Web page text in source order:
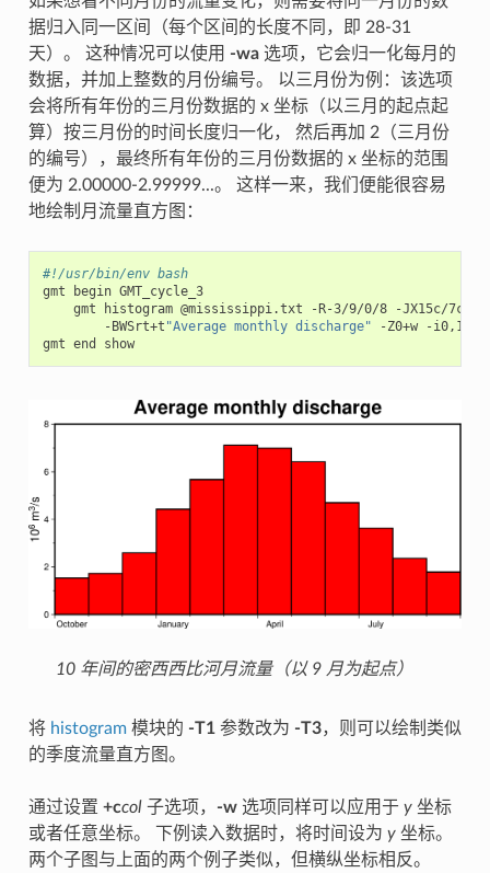
据归入同一区间（每个区间的长度不同，即 28-31
天）。 这种情况可以使用 -wa选项，它会归一化每月的
数据，并加上整数的月份编号。 以三月份为例：该选项
会将所有年份的三月份数据的 x 坐标（以三月的起点起
算）按三月份的时间长度归一化， 然后再加 2（三月份
的编号），最终所有年份的三月份数据的 x 坐标的范围
便为 2.00000-2.99999...。 这样一来，我们便能很容易
地绘制月流量直方图：
#!/usr/bin/env bash
gmt
begin
GMT_cycle_3
gmt
histogram @mississippi.txt -R-3/9/0/8 -JX15c/7c
-BWSrt+t "Average monthly discharge" -Z0+w
-
gmt end show
10 年间的密西西比河月流量（以 9 月为起点）
将 histogram模块的 -T1参数改为 -T3，则可以绘制类似
的季度流量直方图。
通过设置 +ccol子选项， -w选项同样可以应用于 y坐标
或者任意坐标。 下例读入数据时，将时间设为 y坐标。
两个子图与上面的两个例子类似，但横纵坐标相反。